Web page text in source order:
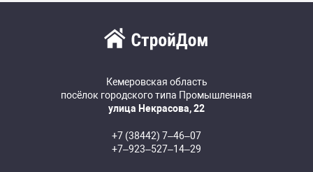
Кемеровская область
посёлок городского типа Промышленная
улица Некрасова, 22
+7 (38442) 7‒46‒07
+7‒923‒527‒14‒29